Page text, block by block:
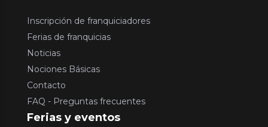
Inscripción de franquiciadores
Ferias de franquicias
Noticias
Nociones Básicas
Contacto
FAQ - Preguntas frecuentes
Ferias y eventos